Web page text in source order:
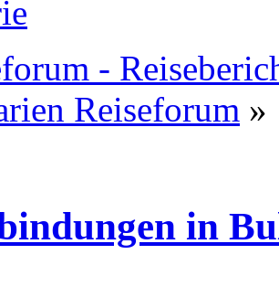
-
Reiseforum »
in